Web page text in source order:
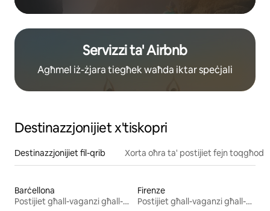
Servizzi ta' Airbnb
Agħmel iż-żjara tiegħek waħda iktar speċjali
Destinazzjonijiet x'tiskopri
Destinazzjonijiet fil-qrib Xorta oħra ta' postijiet fejn toqgħod
Barċellona
Postijiet għall-vaganzi għall-kiri
Firenze
Postijiet għall-vaganzi għall-kiri